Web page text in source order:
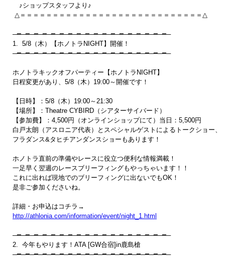
♪ショップスタッフより♪
△＝＝＝＝＝＝＝＝＝＝＝＝＝＝＝＝＝＝＝＝＝＝＝＝＝＝＝＝△
─━─━─━─━─━─━─━─━─━─━─━─━─━─━─━─━─━─━─
1.  5/8（木）【ホノトラNIGHT】開催！
─━─━─━─━─━─━─━─━─━─━─━─━─━─━─━─━─━─━─
ホノトラキックオフパーティー【ホノトラNIGHT】
日程変更があり、5/8（木）19:00～開催です！
【日時】：5/8（木）19:00～21:30
【場所】：Theatre CYBIRD（シアターサイバード）
【参加費】：4,500円（オンラインショップにて）当日：5,500円
白戸太朗（アスロニア代表）とスペシャルゲストによるトークショー、
フラダンス&タヒチアンダンスショーもあります！
ホノトラ直前の準備やレースに役立つ便利な情報満載！
一足早く翌週のレースブリーフィングもやっちゃいます！！
これに出れば現地でのブリーフィングに出ないでもOK！
是非ご参加くださいね。
http://athlonia.com/information/event/night_1.html
─━─━─━─━─━─━─━─━─━─━─━─━─━─━─━─━─━─━─
2.  今年もやります！ATA [GW合宿]in鹿島槍
─━─━─━─━─━─━─━─━─━─━─━─━─━─━─━─━─━─━─